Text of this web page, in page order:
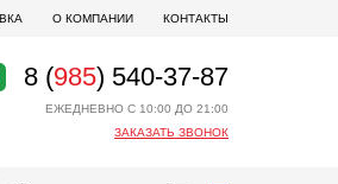
О КОМПАНИИ КОНТАКТЫ
8 (985) 540-37-87
ЕЖЕДНЕВНО С 10:00 ДО 21:00
ЗАКАЗАТЬ ЗВОНОК